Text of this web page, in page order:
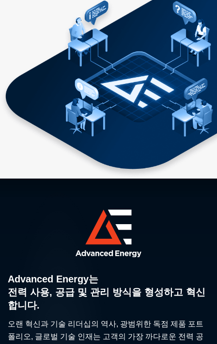
Advanced Energy는
전력 사용, 공급 및 관리 방식을 형성하고 혁신
합니다.
오랜 혁신과 기술 리더십의 역사, 광범위한 독점 제품 포트
폴리오, 글로벌 기술 인재는 고객의 가장 까다로운 전력 공